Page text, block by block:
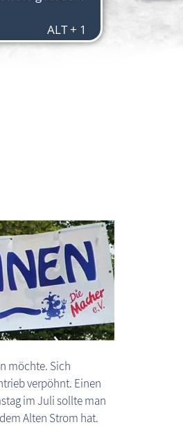
Woche: Waschzuberrennen
möchte. Sich
verpöhnt. Einen
im Juli sollte man
Alten Strom hat.